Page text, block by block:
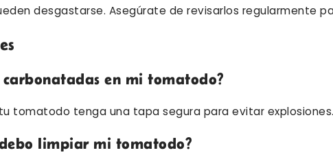
desgastarse. Asegúrate de revisarlos regularmente
en mi tomatodo?
tomatodo tenga una tapa segura para evitar explosiones.
limpiar mi tomatodo?